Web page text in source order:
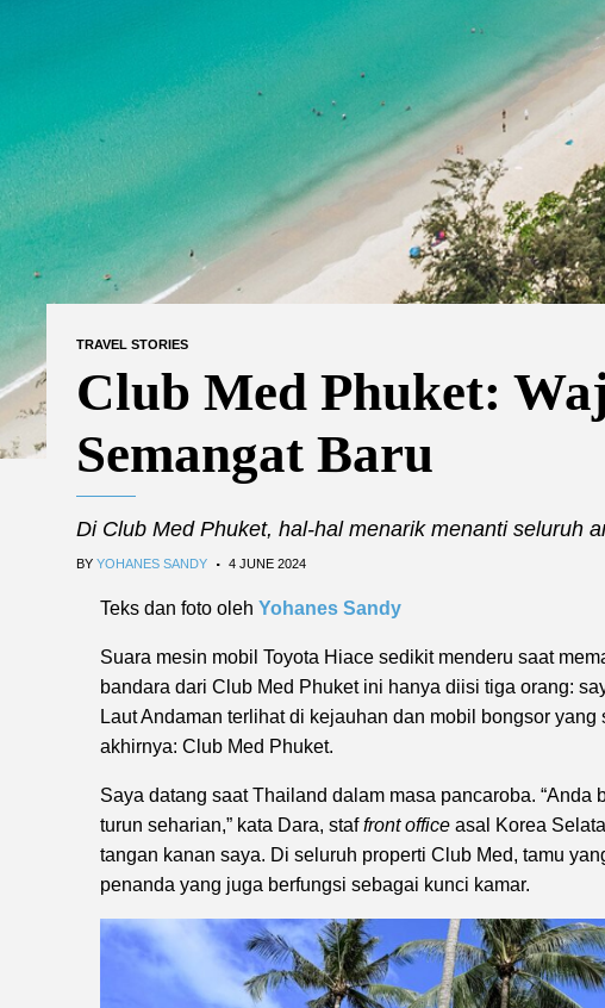
TRAVEL STORIES
Club Med Phuket:
Semangat Baru
Di Club Med Phuket, hal-hal menarik menanti seluruh
BY YOHANES SANDY . 4 JUNE 2024
Teks dan foto oleh Yohanes Sandy
Suara mesin mobil Toyota Hiace sedikit menderu saat
bandara dari Club Med Phuket ini hanya diisi tiga orang:
Laut Andaman terlihat di kejauhan dan mobil bongsor
akhirnya: Club Med Phuket.
Saya datang saat Thailand dalam masa pancaroba.
turun seharian,” kata Dara, staffront office asal Korea
tangan kanan saya. Di seluruh properti Club Med, tamu
penanda yang juga berfungsi sebagai kunci kamar.